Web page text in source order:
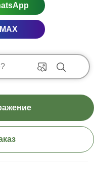
MAX